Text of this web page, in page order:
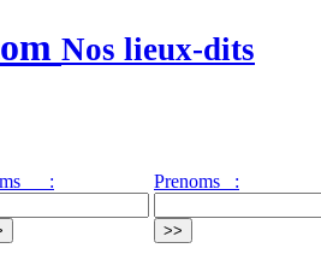
Nos lieux-dits
: Prenoms :